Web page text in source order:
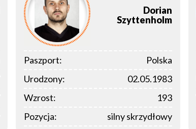
Dorian
Szyttenholm
Paszport:
Polska
Urodzony:
02.05.1983
Wzrost:
193
Pozycja:
silny skrzydłowy